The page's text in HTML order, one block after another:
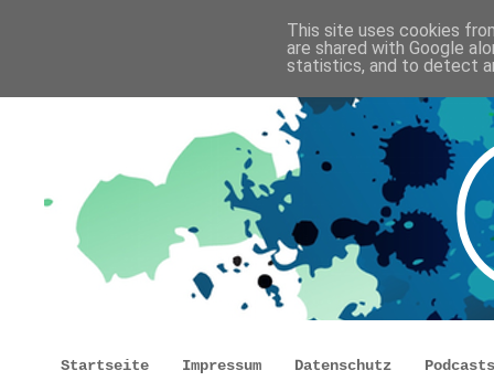
Startseite Impressum Datenschutz Podcasts
This site uses cookies
are shared with Google
statistics, and to detect